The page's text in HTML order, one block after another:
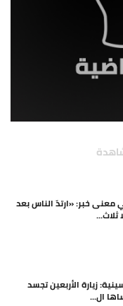
معنى خبر: «ارتدّ الناس بعد
ثلاث...
زيارة الأربعين تجسد
ال...